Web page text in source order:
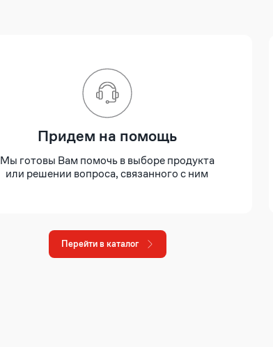
Придем на помощь
Мы готовы Вам помочь в выборе продукта
или решении вопроса, связанного с ним
Перейти в каталог